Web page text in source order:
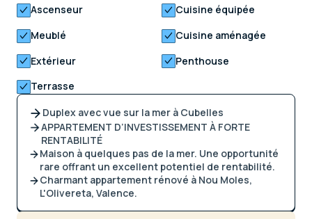
Ascenseur
Cuisine équipée
Meublé
Cuisine aménagée
Extérieur
Penthouse
Terrasse
Duplex avec vue sur la mer à Cubelles
APPARTEMENT D’INVESTISSEMENT À FORTE
RENTABILITÉ
Maison à quelques pas de la mer. Une opportunité
rare offrant un excellent potentiel de rentabilité.
Charmant appartement rénové à Nou Moles,
L'Olivereta, Valence.